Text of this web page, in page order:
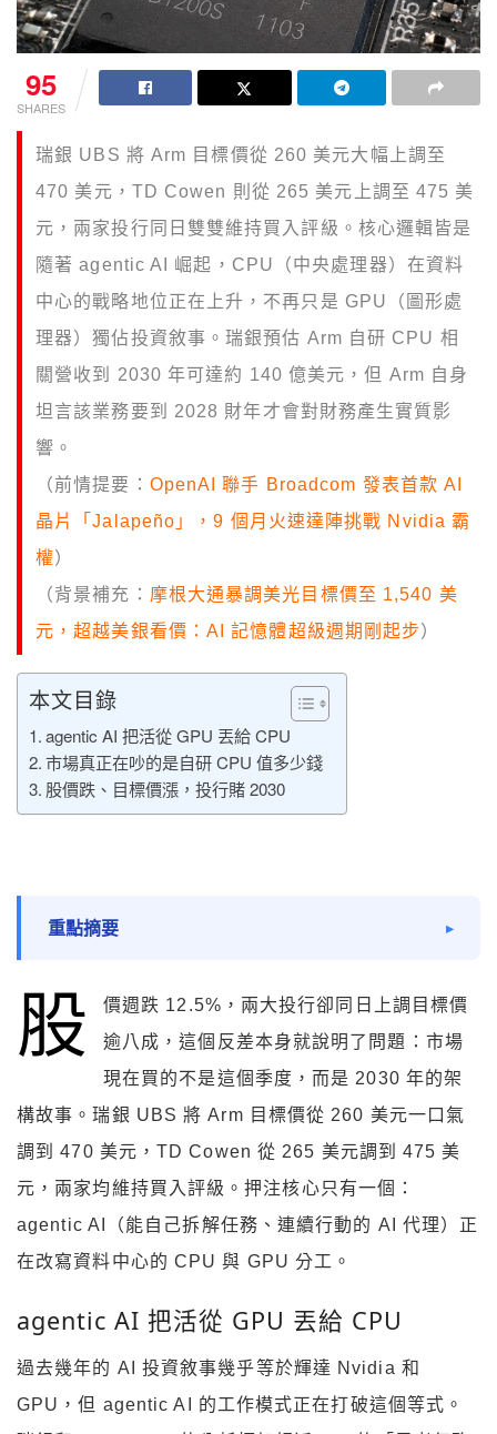
95
SHARES
瑞銀 UBS 將 Arm 目標價從 260 美元大幅上調至
470 美元，TD Cowen 則從 265 美元上調至 475 美
元，兩家投行同日雙雙維持買入評級。核心邏輯皆是
隨著 agentic AI 崛起，CPU（中央處理器）在資料
中心的戰略地位正在上升，不再只是 GPU（圖形處
理器）獨佔投資敘事。瑞銀預估 Arm 自研 CPU 相
關營收到 2030 年可達約 140 億美元，但 Arm 自身
坦言該業務要到 2028 財年才會對財務產生實質影
響。
（前情提要： OpenAI 聯手 Broadcom 發表首款 AI
晶片「Jalapeño」，9 個月火速達陣挑戰 Nvidia 霸
權）
（背景補充： 摩根大通暴調美光目標價至 1,540 美
元，超越美銀看價：AI 記憶體超級週期剛起步）
本文目錄
agentic AI 把活從 GPU 丟給 CPU
市場真正在吵的是自研 CPU 值多少錢
股價跌、目標價漲，投行賭 2030
重點摘要
股
價週跌 12.5%，兩大投行卻同日上調目標價
逾八成，這個反差本身就說明了問題：市場
現在買的不是這個季度，而是 2030 年的架
構故事。瑞銀 UBS 將 Arm 目標價從 260 美元一口氣
調到 470 美元，TD Cowen 從 265 美元調到 475 美
元，兩家均維持買入評級。押注核心只有一個：
agentic AI（能自己拆解任務、連續行動的 AI 代理）正
在改寫資料中心的 CPU 與 GPU 分工。
agentic AI 把活從 GPU 丟給 CPU
過去幾年的 AI 投資敘事幾乎等於輝達 Nvidia 和
GPU，但 agentic AI 的工作模式正在打破這個等式。